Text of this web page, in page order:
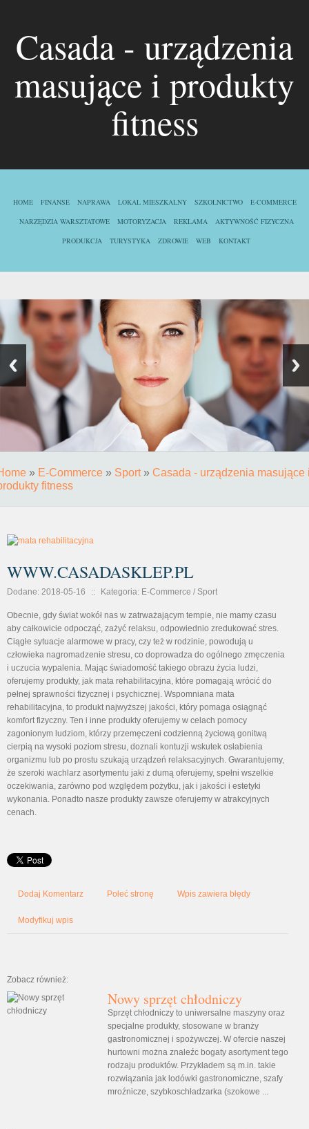
Casada - urządzenia
masujące i produkty
fitness
HOME FINANSE NAPRAWA LOKAL MIESZKALNY SZKOLNICTWO
E-COMMERCE
NARZĘDZIA WARSZTATOWE
MOTORYZACJA REKLAMA
AKTYWNOŚĆ FIZYCZNA
PRODUKCJA
TURYSTYKA ZDROWIE WEB KONTAKT
» E-Commerce » Sport» Casada - urządzenia masujące
fitness
WWW.CASADASKLEP.PL
Dodane: 2018-05-16 :: Kategoria: E-Commerce / Sport
Obecnie, gdy świat wokół nas w zatrważającym tempie, nie mamy czasu
aby całkowicie odpocząć, zażyć relaksu, odpowiednio zredukować stres.
Ciągłe sytuacje alarmowe w pracy, czy też w rodzinie, powodują u
człowieka nagromadzenie stresu, co doprowadza do ogólnego zmęczenia
i uczucia wypalenia. Mając świadomość takiego obrazu życia ludzi,
oferujemy produkty, jak mata rehabilitacyjna, które pomagają wrócić do
pełnej sprawności fizycznej i psychicznej. Wspomniana mata
rehabilitacyjna, to produkt najwyższej jakości, który pomaga osiągnąć
komfort fizyczny. Ten i inne produkty oferujemy w celach pomocy
zagonionym ludziom, którzy przemęczeni codzienną życiową gonitwą
cierpią na wysoki poziom stresu, doznali kontuzji wskutek osłabienia
organizmu lub po prostu szukają urządzeń relaksacyjnych. Gwarantujemy,
że szeroki wachlarz asortymentu jaki z dumą oferujemy, spełni wszelkie
oczekiwania, zarówno pod względem pożytku, jak i jakości i estetyki
wykonania. Ponadto nasze produkty zawsze oferujemy w atrakcyjnych
cenach.
Dodaj Komentarz Poleć stronę Wpis zawiera błędy
Modyfikuj wpis
Zobacz również:
Nowy sprzęt chłodniczy
Sprzęt chłodniczy to uniwersalne maszyny oraz
specjalne produkty, stosowane w branży
gastronomicznej i spożywczej. W ofercie naszej
hurtowni można znaleźc bogaty asortyment tego
rodzaju produktów. Przykładem są m.in. takie
rozwiązania jak lodówki gastronomiczne, szafy
mroźnicze, szybkoschładzarka (szokowe ...